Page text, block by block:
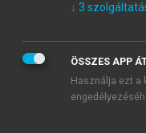
↓ 3
ÖSSZES APP
Használja ezt a